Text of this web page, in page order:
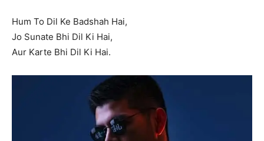
Hum To Dil Ke Badshah Hai,
Jo Sunate Bhi Dil Ki Hai,
Aur Karte Bhi Dil Ki Hai.